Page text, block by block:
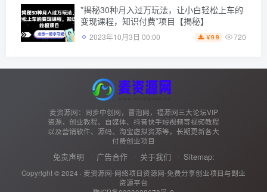
*揭秘30种月入过万玩法，让小白轻松上车的
变现课程，知识付费*项目【揭秘】
2023年10月3日 00:00 ￥9.9 720
麦资源网：同步中创网，冒泡网，福源网三大论坛VIP
资源，创业教程、自媒体、抖音快手短视频等视频教程
以及营销软件、源码、淘宝虚拟资源等，长期更新各大
付费创业项目
免责声明 广告合作 关于我们 Sitemap:
Copyright © 2024 · 麦资源网-网络项目资源网-免费分享创业项目与副业
资源平台